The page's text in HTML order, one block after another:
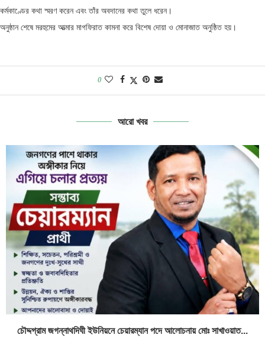
কর্মকাণ্ডের কথা স্মরণ করেন এবং তাঁর অবদানের কথা তুলে ধরেন।
অনুষ্ঠান শেষে মরহুমের আত্মার মাগফিরাত কামনা করে বিশেষ দোয়া ও মোনাজাত অনুষ্ঠিত হয়।
0
আরো খবর
চৌদ্দগ্রাম জগন্নাথদিঘী ইউনিয়নে চেয়ারম্যান পদে আলোচনায় মোঃ সাখাওয়াত...